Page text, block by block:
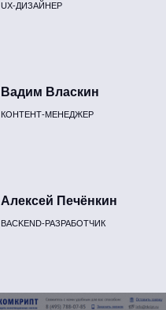
UX-ДИЗАЙНЕР
Вадим Власкин
КОНТЕНТ-МЕНЕДЖЕР
Алексей Печёнкин
BACKEND-РАЗРАБОТЧИК